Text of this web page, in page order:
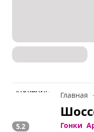
5.2
Главная
Гонки